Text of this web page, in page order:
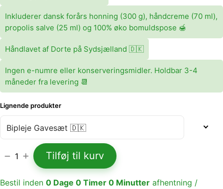
Inkluderer dansk forårs honning (300 g), håndcreme (70 ml),
propolis salve (25 ml) og 100% øko bomuldspose 🍯
Håndlavet af Dorte på Sydsjælland 🇩🇰
Ingen e-numre eller konserveringsmidler. Holdbar 3-4
måneder fra levering 📆
Lignende produkter
1 Tilføj til kurv
Bestil inden 0 Dage 0 Timer 0 Minutter afhentning /